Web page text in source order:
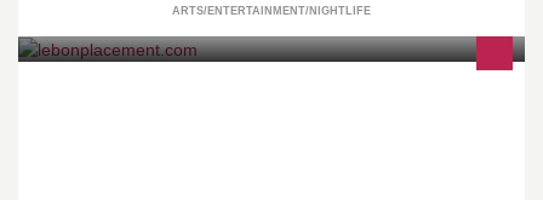
ARTS/ENTERTAINMENT/NIGHTLIFE